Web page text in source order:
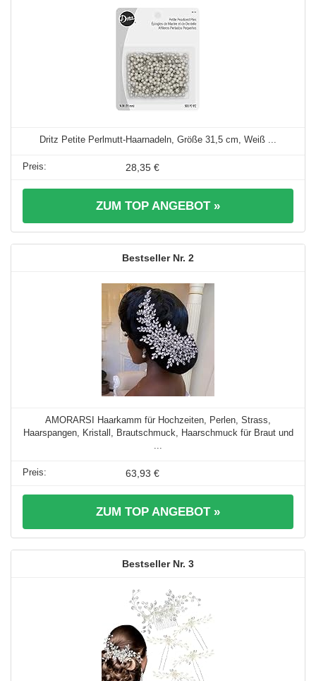
Dritz Petite Perlmutt-Haarnadeln, Größe 31,5 cm, Weiß ...
28,35 €
ZUM TOP ANGEBOT »
2
AMORARSI Haarkamm für Hochzeiten, Perlen, Strass,
Haarspangen, Kristall, Brautschmuck, Haarschmuck für Braut und
63,93 €
ZUM TOP ANGEBOT »
3